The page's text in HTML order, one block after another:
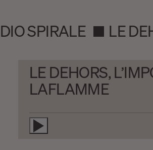
SPIRALE LE
LE DEHORS,
LAFLAMME